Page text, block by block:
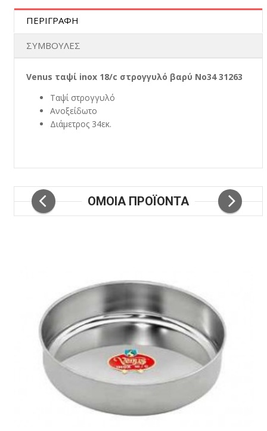
ΠΕΡΙΓΡΑΦΗ
ΣΥΜΒΟΥΛΕΣ
Venus ταψί inox 18/c στρογγυλό βαρύ Νο34 31263
Ταψί στρογγυλό
Ανοξείδωτο
Διάμετρος 34εκ.
ΟΜΟΙΑ ΠΡΟΪΟΝΤΑ